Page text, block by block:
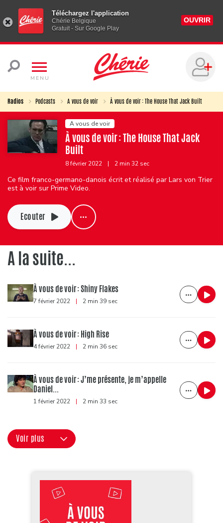
Téléchargez l'application
Chérie Belgique
Gratuit - Sur Google Play
OUVRIR
MENU
Radios Podcasts A vous de voir À vous de voir : The House That Jack Built
A vous de voir
À vous de voir : The House That Jack
Built
8 février 2022 | 2 min 32 sec
Ce film franco-germano-danois écrit et réalisé par Lars von Trier
est à voir sur Prime Video.
Ecouter
A la suite...
À vous de voir : Shiny Flakes
7 février 2022 | 2 min 39 sec
À vous de voir : High Rise
4 février 2022 | 2 min 36 sec
À vous de voir : J’me présente, je m’appelle
Daniel...
1 février 2022 | 2 min 33 sec
Voir plus